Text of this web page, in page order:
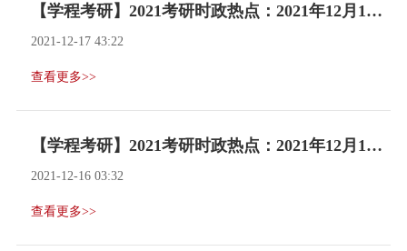
【学程考研】2021考研时政热点：2021年12月16日
2021-12-17 43:22
查看更多>>
【学程考研】2021考研时政热点：2021年12月15日
2021-12-16 03:32
查看更多>>